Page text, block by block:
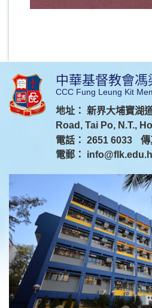
中華基督教會
CCC Fung Leung Kit
地址： 新界大埔寶湖
Road, Tai Po, N.T.,
電話： 2651 6033
傳
電郵：